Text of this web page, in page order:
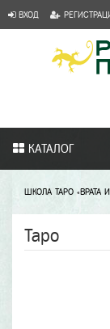
ВХОД
КАТАЛОГ
ШКОЛА ТАРО «ВРАТА
Таро